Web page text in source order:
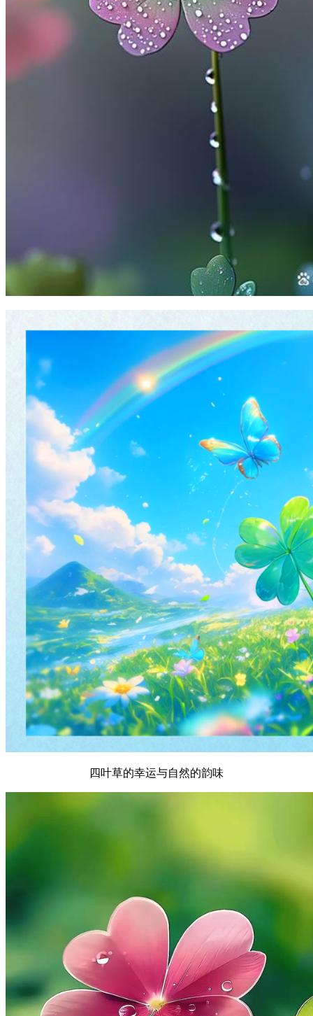
四叶草的幸运与自然的韵味